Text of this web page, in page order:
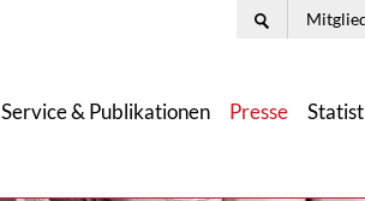
Service & Publikationen Presse